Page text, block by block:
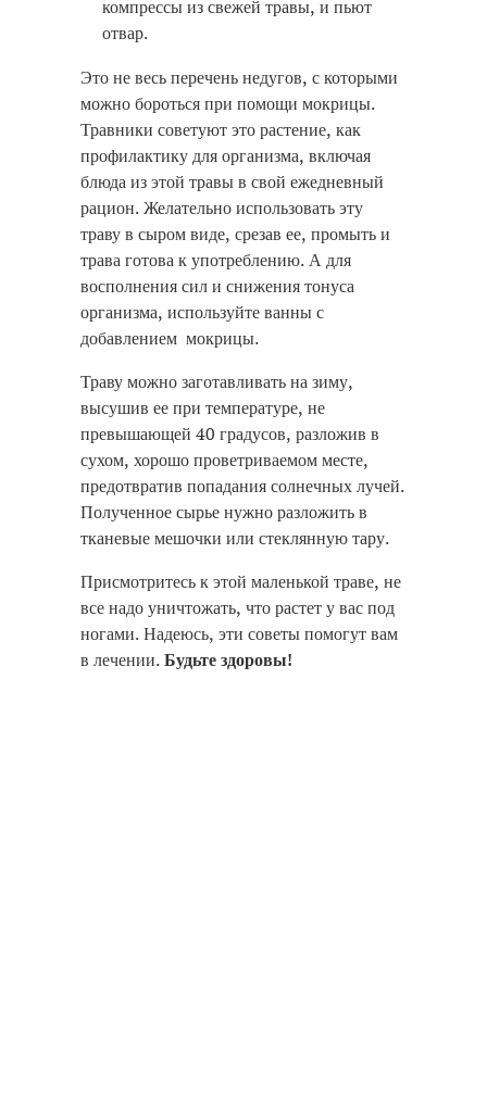
компрессы из свежей травы, и пьют
отвар.
Это не весь перечень недугов, с которыми
можно бороться при помощи мокрицы.
Травники советуют это растение, как
профилактику для организма, включая
блюда из этой травы в свой ежедневный
рацион. Желательно использовать эту
траву в сыром виде, срезав ее, промыть и
трава готова к употреблению. А для
восполнения сил и снижения тонуса
организма, используйте ванны с
добавлением мокрицы.
Траву можно заготавливать на зиму,
высушив ее при температуре, не
превышающей 40 градусов, разложив в
сухом, хорошо проветриваемом месте,
предотвратив попадания солнечных лучей.
Полученное сырье нужно разложить в
тканевые мешочки или стеклянную тару.
Присмотритесь к этой маленькой траве, не
все надо уничтожать, что растет у вас под
ногами. Надеюсь, эти советы помогут вам
в лечении. Будьте здоровы!